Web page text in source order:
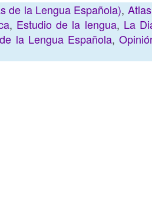
de la Lengua Española),
, Estudio de la lengua, La
la Lengua Española,